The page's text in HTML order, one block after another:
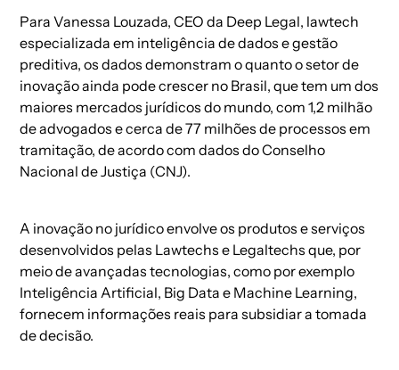
Para Vanessa Louzada, CEO da Deep Legal, lawtech
especializada em inteligência de dados e gestão
preditiva, os dados demonstram o quanto o setor de
inovação ainda pode crescer no Brasil, que tem um dos
maiores mercados jurídicos do mundo, com 1,2 milhão
de advogados e cerca de 77 milhões de processos em
tramitação, de acordo com dados do Conselho
Nacional de Justiça (CNJ).
A inovação no jurídico envolve os produtos e serviços
desenvolvidos pelas Lawtechs e Legaltechs que, por
meio de avançadas tecnologias, como por exemplo
Inteligência Artificial, Big Data e Machine Learning,
fornecem informações reais para subsidiar a tomada
de decisão.